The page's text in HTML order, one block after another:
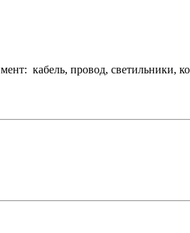
кабель, провод, светильники,